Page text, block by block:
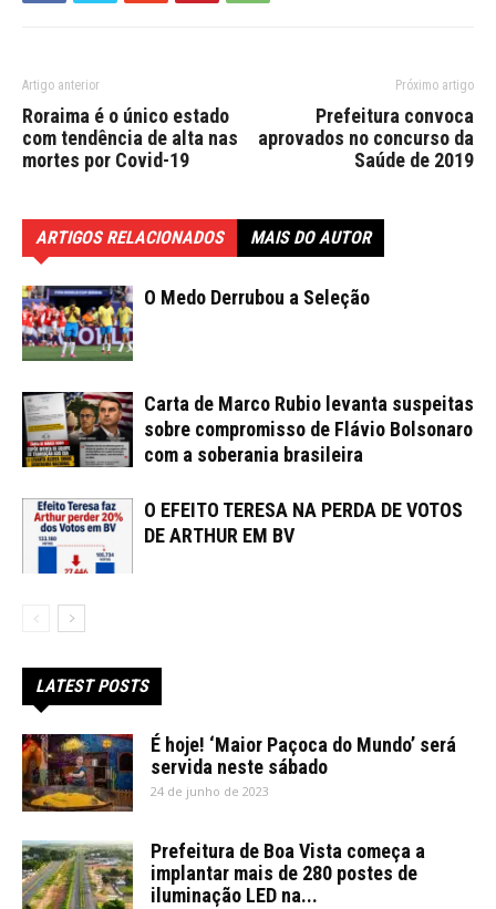
Artigo anterior
Roraima é o único estado
com tendência de alta nas
mortes por Covid-19
Próximo artigo
Prefeitura convoca
aprovados no concurso da
Saúde de 2019
ARTIGOS RELACIONADOS MAIS DO AUTOR
O Medo Derrubou a Seleção
Carta de Marco Rubio levanta suspeitas
sobre compromisso de Flávio Bolsonaro
com a soberania brasileira
O EFEITO TERESA NA PERDA DE VOTOS
DE ARTHUR EM BV
LATEST POSTS
É hoje! ‘Maior Paçoca do Mundo’ será
servida neste sábado
24 de junho de 2023
Prefeitura de Boa Vista começa a
implantar mais de 280 postes de
iluminação LED na...